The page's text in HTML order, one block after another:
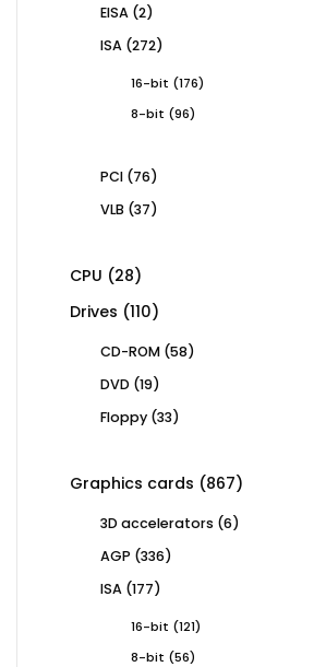
EISA 22
ISA 272272
16-bit 176176
8-bit
9696
PCI 7676
VLB 3737
CPU 2828
Drives 110110
CD-ROM 5858
DVD 1919
Floppy 3333
Graphics cards 867867
3D accelerators 66
AGP 336336
ISA 177177
16-bit 121121
8-bit
5656